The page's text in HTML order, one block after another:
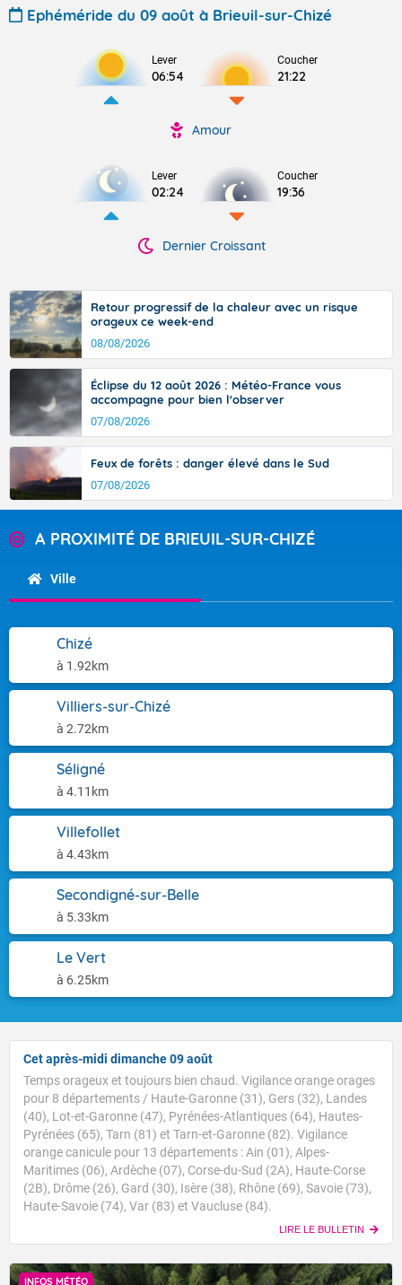
Ephéméride du 09 août à Brieuil-sur-Chizé
Lever
06:54
Coucher
21:22
Amour
Lever
02:24
Coucher
19:36
Dernier Croissant
Retour progressif de la chaleur avec un risque
orageux ce week-end
08/08/2026
Éclipse du 12 août 2026 : Météo-France vous
accompagne pour bien l'observer
07/08/2026
Feux de forêts : danger élevé dans le Sud
07/08/2026
A PROXIMITÉ DE BRIEUIL-SUR-CHIZÉ
Ville
Chizé
à 1.92km
Villiers-sur-Chizé
à 2.72km
Séligné
à 4.11km
Villefollet
à 4.43km
Secondigné-sur-Belle
à 5.33km
Le Vert
à 6.25km
Cet après-midi dimanche 09 août
Temps orageux et toujours bien chaud. Vigilance orange orages
pour 8 départements / Haute-Garonne (31), Gers (32), Landes
(40), Lot-et-Garonne (47), Pyrénées-Atlantiques (64), Hautes-
Pyrénées (65), Tarn (81) et Tarn-et-Garonne (82). Vigilance
orange canicule pour 13 départements : Ain (01), Alpes-
Maritimes (06), Ardèche (07), Corse-du-Sud (2A), Haute-Corse
(2B), Drôme (26), Gard (30), Isère (38), Rhône (69), Savoie (73),
Haute-Savoie (74), Var (83) et Vaucluse (84).
LIRE LE BULLETIN
INFOS MÉTÉO